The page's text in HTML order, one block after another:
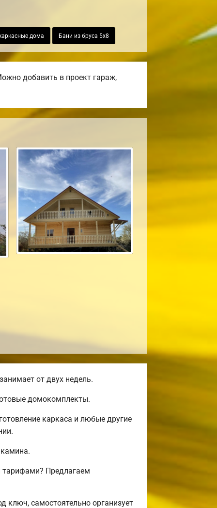
дома Бани из бруса 5х8
добавить в проект гараж,
от двух недель.
домокомплекты.
каркаса и любые другие
Предлагаем
самостоятельно организует